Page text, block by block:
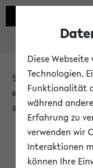
Sie möchten auf
erst nach einer
steht.
Bitte
Diese
Technologien.
Funktionalität
während
Erfahrung zu
verwenden wir
Interaktionen
können Ihre